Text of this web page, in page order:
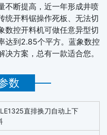
不断提高，近一年形成井喷
统开料锯操作死板、无法切
数控开料机可做任意异型切
达到2.85个平方。蓝象数控
方案，总有一款适合您。
数
直排换刀自动上下